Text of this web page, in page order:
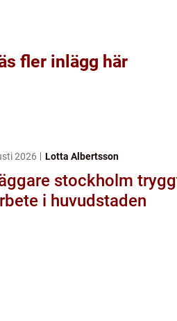
fler inlägg här
2026 Lotta Albertsson
stockholm tryggt
i huvudstaden